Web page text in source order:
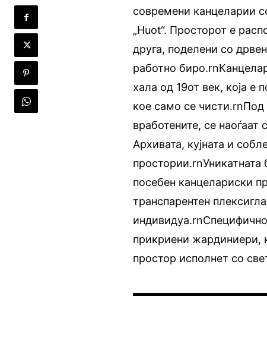
современи канцеларии
„Huot“. Просторот е
друга, поделени со
работно
хала од 19от век, која
кое само се чисти.rnПод
вработените, се
Архивата, кујната и
простории.rnУникатната
посебен канцелариски
транспарентен
прикриени жардиниери,
простор исполнет со